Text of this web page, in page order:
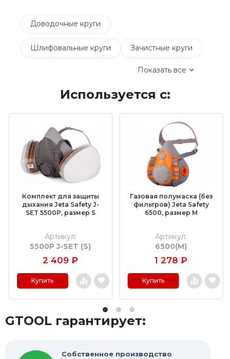
Доводочные круги
Шлифовальные круги Зачистные круги
Круги лепестковые торцевые шлифовальные
(КЛТ)
Шлифовальные круги на липучке Velcro
Обдирочные круги
Шлифовальные валики Фибровые круги
Абразивные шлифовальные головки
Круги с креплением Roloc™
Шлифовальные абразивные ленты
Отрезные круги по металлу
Шлифовальные гильзы
Показать все
Используется с:
Комплект для защиты
дыхания Jeta Safety J-
SET 5500P, размер S
Артикул:
5500P J-SET (S)
2 409 ₽
Купить
Газовая полумаска (без
фильтров) Jeta Safety
6500, размер M
Артикул:
6500(M)
1 278 ₽
Купить
GTOOL гарантирует:
Собственное производство